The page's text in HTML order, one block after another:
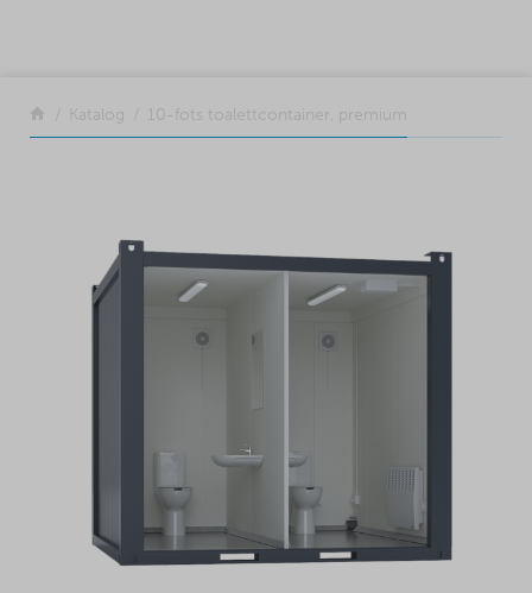
Tillbaka
Katalog 10-fots toalettcontainer, premium